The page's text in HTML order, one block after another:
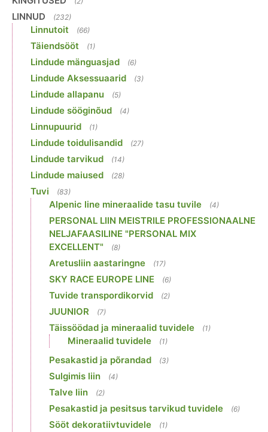
LINNUD (232)
Linnutoit (66)
Täiendsööt (1)
Lindude mänguasjad (6)
Lindude Aksessuaarid (3)
Lindude allapanu (5)
Lindude sööginõud (4)
Linnupuurid (1)
Lindude toidulisandid (27)
Lindude tarvikud (14)
Lindude maiused (28)
Tuvi (83)
Alpenic line mineraalide tasu tuvile (4)
PERSONAL LIIN MEISTRILE PROFESSIONAALNE
NELJAFAASILINE "PERSONAL MIX
EXCELLENT"
(8)
Aretusliin aastaringne (17)
SKY RACE EUROPE LINE (6)
Tuvide transpordikorvid (2)
JUUNIOR (7)
Täissöödad ja mineraalid tuvidele (1)
Mineraalid tuvidele (1)
Pesakastid ja põrandad (3)
Sulgimis liin (4)
Talve liin (2)
Pesakastid ja pesitsus tarvikud tuvidele (6)
Sööt dekoratiivtuvidele (1)